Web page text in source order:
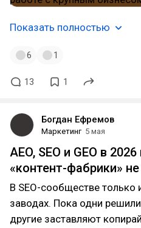
Показать полностью
6 1
13 1
Богдан Ефремов
Маркетинг 5 мая
AEO, SEO и GEO в
«контент-фабрики»
В SEO-сообществе только
заводах. Пока одни
другие заставляют